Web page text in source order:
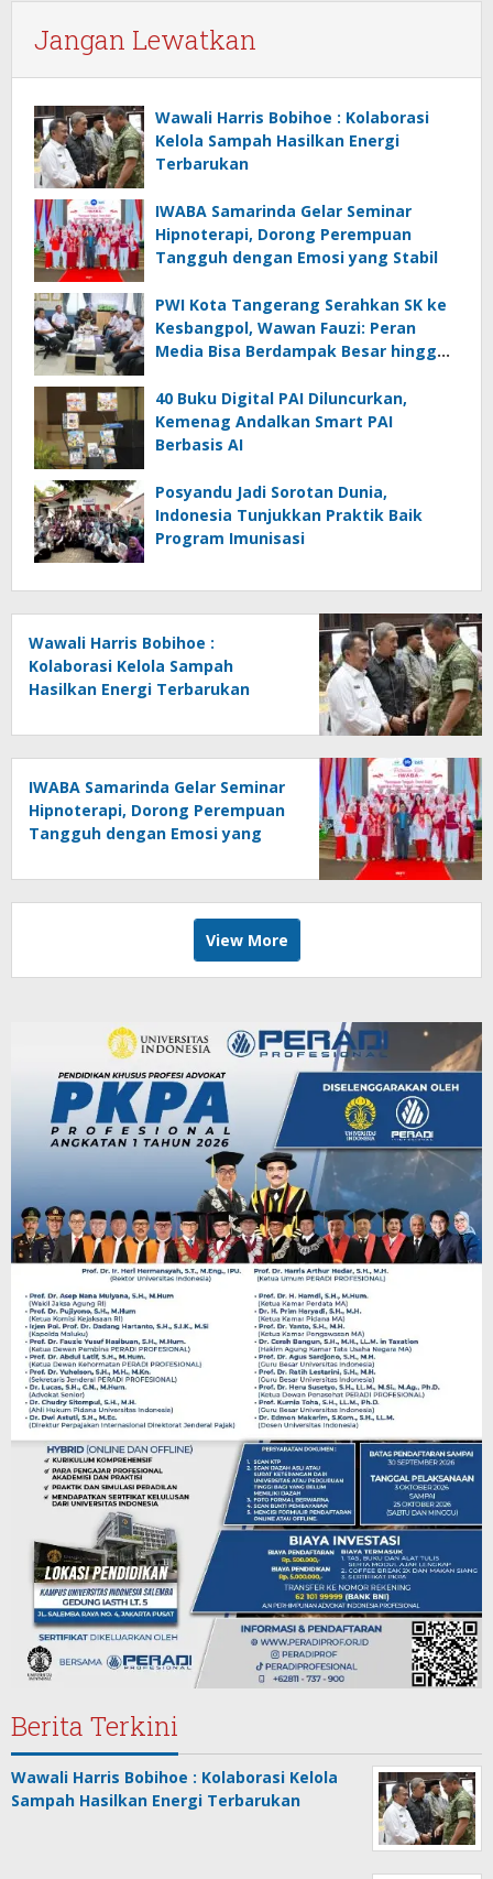
Jangan Lewatkan
Wawali Harris Bobihoe : Kolaborasi
Kelola Sampah Hasilkan Energi
Terbarukan
IWABA Samarinda Gelar Seminar
Hipnoterapi, Dorong Perempuan
Tangguh dengan Emosi yang Stabil
PWI Kota Tangerang Serahkan SK ke
Kesbangpol, Wawan Fauzi: Peran
Media Bisa Berdampak Besar hingga
40 Buku Digital PAI Diluncurkan,
Kemenag Andalkan Smart PAI
Berbasis AI
Posyandu Jadi Sorotan Dunia,
Indonesia Tunjukkan Praktik Baik
Program Imunisasi
Wawali Harris Bobihoe :
Kolaborasi Kelola Sampah
Hasilkan Energi Terbarukan
IWABA Samarinda Gelar Seminar
Hipnoterapi, Dorong Perempuan
Tangguh dengan Emosi yang
View More
Berita Terkini
Wawali Harris Bobihoe : Kolaborasi Kelola
Sampah Hasilkan Energi Terbarukan